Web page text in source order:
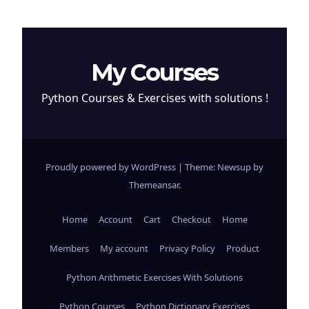
My Courses
Python Courses & Exercises with solutions !
Proudly powered by WordPress | Theme: Newsup by
Themeansar.
Home Account Cart Checkout Home
Members My account Privacy Policy Product
Python Arithmetic Exercises With Solutions
Python Courses Python Dictionary Exercises